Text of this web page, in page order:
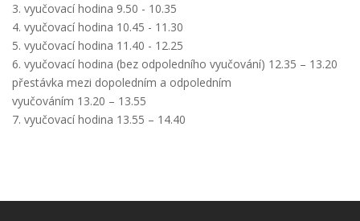
3. vyučovací hodina 9.50 - 10.35
4. vyučovací hodina 10.45 - 11.30
5. vyučovací hodina 11.40 - 12.25
6. vyučovací hodina (bez odpoledního vyučování) 12.35 – 13.20
přestávka mezi dopoledním a odpoledním
vyučováním 13.20 – 13.55
7. vyučovací hodina 13.55 – 14.40